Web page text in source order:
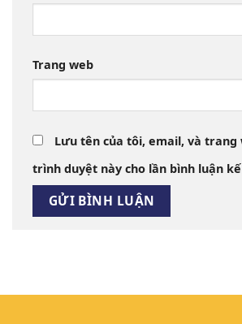
Trang web
Lưu tên của tôi, email, và trang
trình duyệt này cho lần bình luận